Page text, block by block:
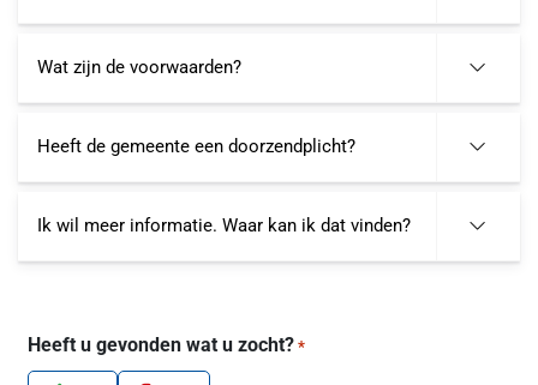
Wat zijn de voorwaarden?
Heeft de gemeente een doorzendplicht?
Ik wil meer informatie. Waar kan ik dat vinden?
Heeft u gevonden wat u zocht? *